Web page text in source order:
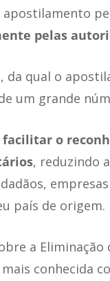
apostilamento
pelas
da qual o
um grande
facilitar o
, reduzindo
país de origem.
a
conhecida